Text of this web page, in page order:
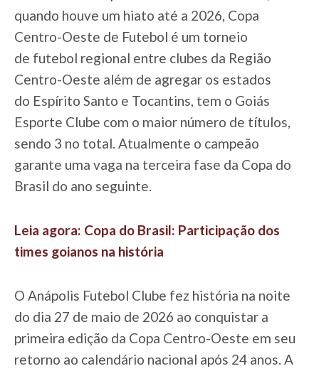
quando houve um hiato até a 2026, Copa
Centro-Oeste de Futebol é um torneio
de futebol regional entre clubes da Região
Centro-Oeste além de agregar os estados
do Espírito Santo e Tocantins, tem o Goiás
Esporte Clube com o maior número de títulos,
sendo 3 no total. Atualmente o campeão
garante uma vaga na terceira fase da Copa do
Brasil do ano seguinte.
Leia agora: Copa do Brasil: Participação dos
times goianos na história
O Anápolis Futebol Clube fez história na noite
do dia 27 de maio de 2026 ao conquistar a
primeira edição da Copa Centro-Oeste em seu
retorno ao calendário nacional após 24 anos. A